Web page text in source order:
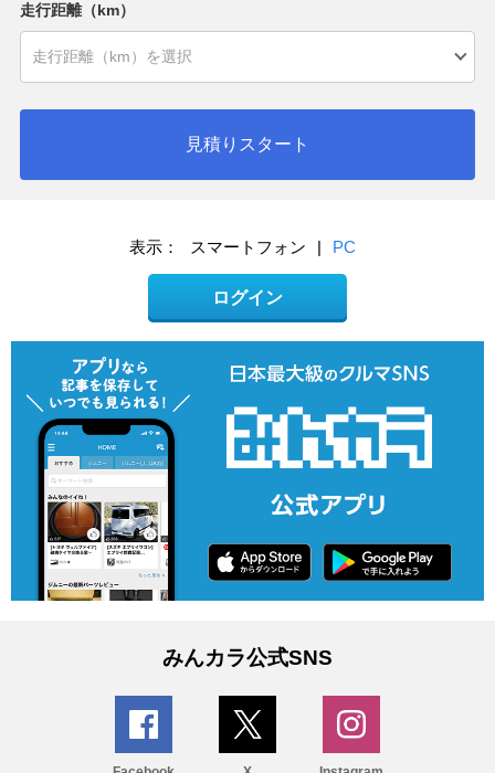
走行距離（km）
見積りスタート
表示： スマートフォン | PC
ログイン
みんカラ公式SNS